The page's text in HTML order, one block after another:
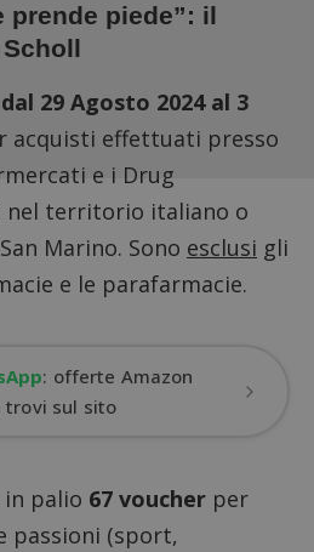
prende piede”: il
dal 29 Agosto 2024 al 3
acquisti effettuati presso
e i Drug
nel territorio italiano o
Marino. Sono esclusi gli
e le parafarmacie.
: offerte Amazon
trovi sul sito
in palio 67 voucher per
passioni (sport,